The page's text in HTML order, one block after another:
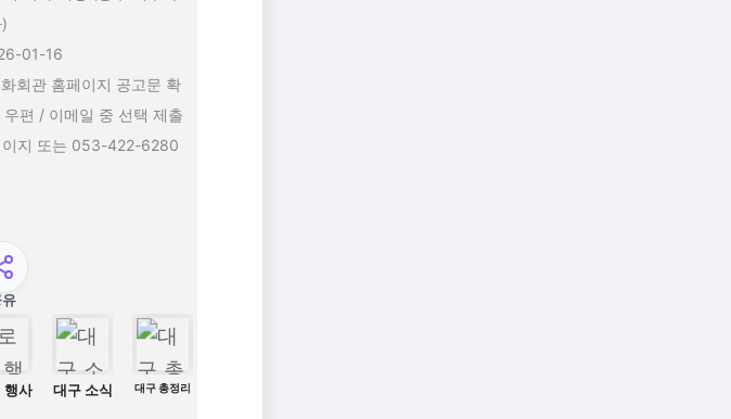
01-16
회관 홈페이지 공고문 확
편 / 이메일 중 선택 제출
이지 또는 053-422-6280
행사 대구 소식 대구 총정리